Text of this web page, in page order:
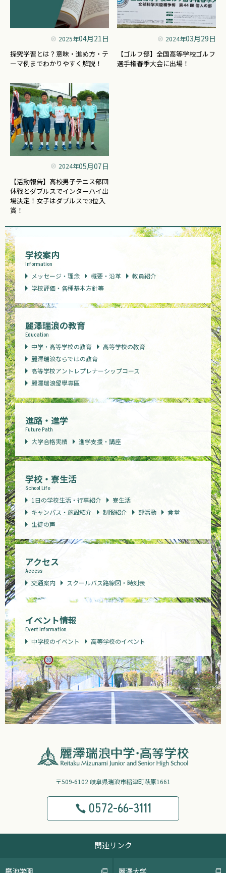
2025年04月21日
探究学習とは？意味・進め方・テ
ーマ例までわかりやすく解説！
2024年03月29日
【ゴルフ部】全国高等学校ゴルフ
選手権春季大会に出場！
2024年05月07日
【活動報告】高校男子テニス部団
体戦とダブルスでインターハイ出
場決定！女子はダブルスで3位入
賞！
学校案内
Information
メッセージ・理念
概要・沿革
教員紹介
学校評価・各種基本方針等
麗澤瑞浪の教育
Education
中学・高等学校の教育
高等学校の教育
麗澤瑞浪ならではの教育
高等学校アントレプレナーシップコース
麗澤瑞浪留學専區
進路・進学
Future Path
大学合格実績
進学支援・講座
学校・寮生活
School Life
1日の学校生活・行事紹介
寮生活
キャンパス・施設紹介
制服紹介 部活動
食堂
生徒の声
アクセス
Access
交通案内
スクールバス路線図・時刻表
イベント情報
Event Information
中学校のイベント
高等学校のイベント
〒509-6102 岐阜県瑞浪市稲津町萩原1661
0572-66-3111
関連リンク
廣池学園 麗澤大学